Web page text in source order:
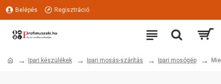
Belépés Regisztráció
Ipari készülékek Ipari mosás-szárítás Ipari mosógép